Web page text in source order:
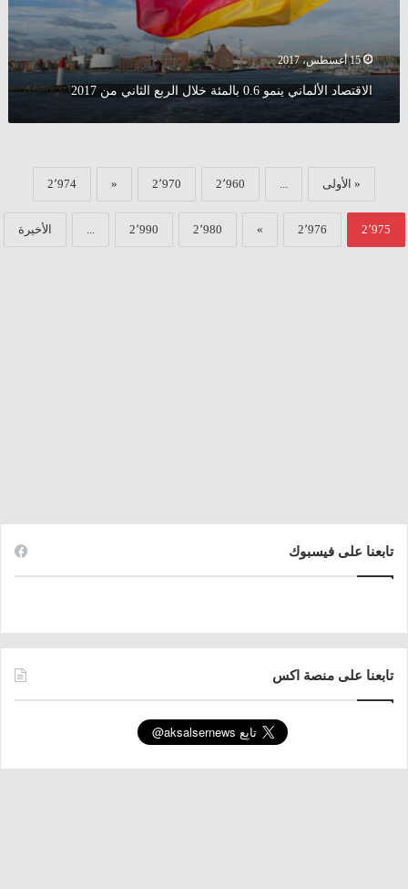
15 أغسطس، 2017
الاقتصاد الألماني ينمو 0.6 بالمئة خلال الربع الثاني من 2017
« الأولى ... 2٬960 2٬970 « 2٬974
2٬975 2٬976 » 2٬980 2٬990 ... الأخيرة
تابعنا على فيسبوك
تابعنا على منصة اكس